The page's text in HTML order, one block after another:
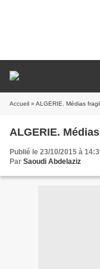
Accueil » ALGERIE. Médias
ALGERIE.
Publié le 23/10/2015 à
Par Saoudi Abdelaziz